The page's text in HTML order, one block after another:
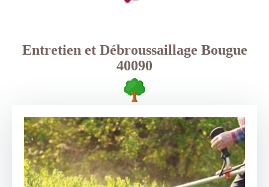
Entretien et Débroussaillage Bougue
40090